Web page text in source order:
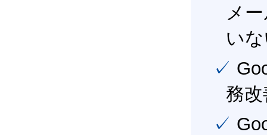
メ
い
✓ Google Workspace（旧G Suite） を活用し、業
務
✓ Google Workspace（旧G Suite） を最大限に活